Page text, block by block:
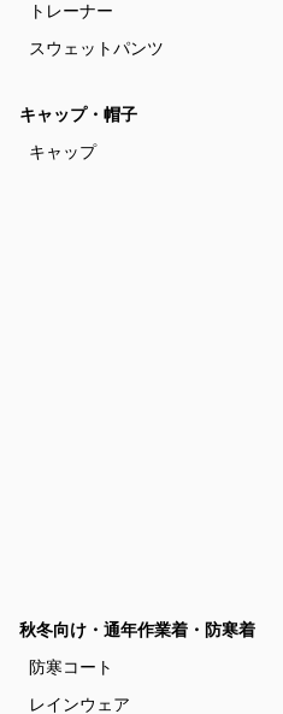
トレーナー
スウェットパンツ
キャップ・帽子
キャップ
秋冬向け・通年作業着・防寒着
防寒コート
レインウェア